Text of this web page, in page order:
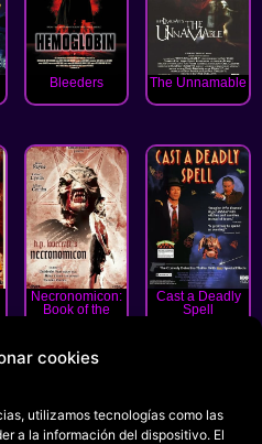
cookies
utilizamos tecnologías como las
a la información del dispositivo. El
Bleeders The Unnamable
Necronomicon:
Book of the
Cast a Deadly
Spell
2 Siguiente »
privacidad